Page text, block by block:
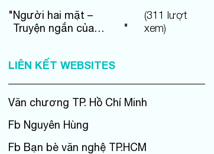
"Người hai mặt –
Truyện ngắn của
"
(311 lượt
xem)
LIÊN KẾT WEBSITES
Văn chương TP. Hồ Chí Minh
Fb Nguyên Hùng
Fb Bạn bè văn nghệ TP.HCM